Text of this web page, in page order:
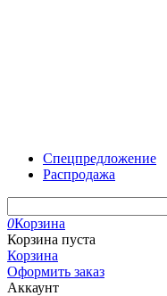
Спецпредложение
Распродажа
0Корзина
Корзина пуста
Корзина
Оформить заказ
Аккаунт